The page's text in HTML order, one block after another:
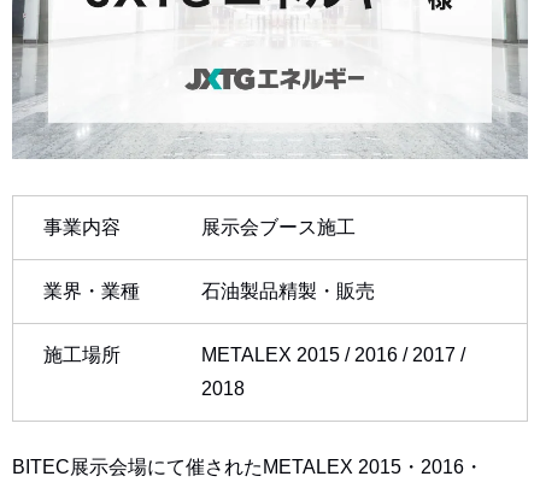
事業内容 展示会ブース施工
業界・業種 石油製品精製・販売
施工場所
METALEX 2015 / 2016 / 2017 /
2018
BITEC展示会場にて催されたMETALEX 2015・2016・